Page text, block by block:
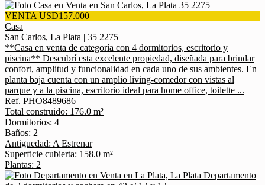
VENTA USD157.000
Casa
San Carlos, La Plata | 35 2275
**Casa en venta de categoría con 4 dormitorios, escritorio y
piscina** Descubrí esta excelente propiedad, diseñada para brindar
confort, amplitud y funcionalidad en cada uno de sus ambientes. En
planta baja cuenta con un amplio living-comedor con vistas al
parque y a la piscina, escritorio ideal para home office, toilette ...
Ref. PHO8489686
Total construido: 176.0 m²
Dormitorios: 4
Baños: 2
Antiguedad: A Estrenar
Superficie cubierta: 158.0 m²
Plantas: 2